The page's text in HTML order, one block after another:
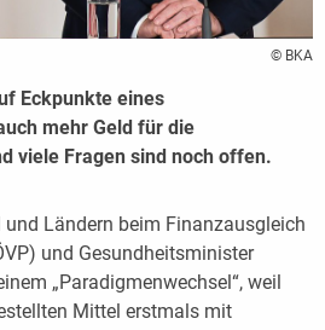
© BKA
Eckpunkte eines
mehr Geld für die
viele Fragen sind noch offen.
Ländern beim Finanzausgleich
und Gesundheitsminister
„Paradigmenwechsel“, weil
Mittel erstmals mit